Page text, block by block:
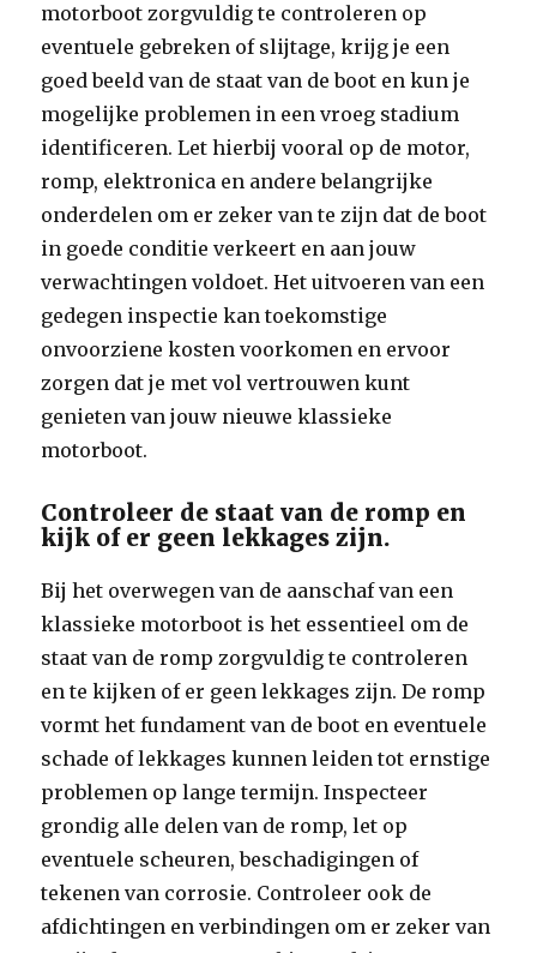
motorboot zorgvuldig te controleren op
eventuele gebreken of slijtage, krijg je een
goed beeld van de staat van de boot en kun je
mogelijke problemen in een vroeg stadium
identificeren. Let hierbij vooral op de motor,
romp, elektronica en andere belangrijke
onderdelen om er zeker van te zijn dat de boot
in goede conditie verkeert en aan jouw
verwachtingen voldoet. Het uitvoeren van een
gedegen inspectie kan toekomstige
onvoorziene kosten voorkomen en ervoor
zorgen dat je met vol vertrouwen kunt
genieten van jouw nieuwe klassieke
motorboot.
Controleer de staat van de romp en
kijk of er geen lekkages zijn.
Bij het overwegen van de aanschaf van een
klassieke motorboot is het essentieel om de
staat van de romp zorgvuldig te controleren
en te kijken of er geen lekkages zijn. De romp
vormt het fundament van de boot en eventuele
schade of lekkages kunnen leiden tot ernstige
problemen op lange termijn. Inspecteer
grondig alle delen van de romp, let op
eventuele scheuren, beschadigingen of
tekenen van corrosie. Controleer ook de
afdichtingen en verbindingen om er zeker van